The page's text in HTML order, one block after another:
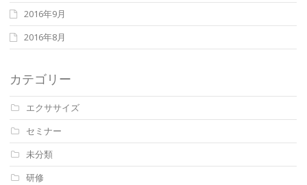
2016年9月
2016年8月
カテゴリー
エクササイズ
セミナー
未分類
研修